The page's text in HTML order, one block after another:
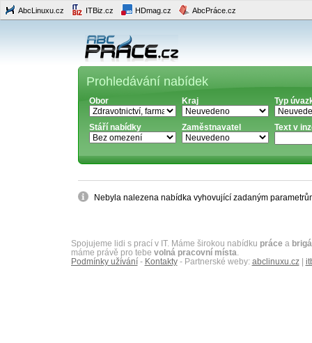
AbcLinuxu.cz ITBiz.cz HDmag.cz AbcPráce.cz
Prohledávání nabídek
Obor Kraj Typ
Stáří nabídky Zaměstnavatel Text v
Nebyla nalezena nabídka vyhovující zadaným
Spojujeme lidi s prací v IT. Máme širokou nabídku práce a
máme právě pro tebe volná pracovní místa
Podmínky užívání- Kontakty- Partnerské weby: abclinuxu.cz|